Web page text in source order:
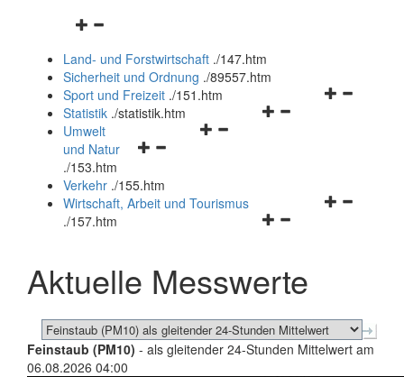
Navigationsmenü
und
schließen
Land- und Forstwirtschaft ./147.htm
Sicherheit und Ordnung ./89557.htm
Navigationsmenü
Sport und Freizeit ./151.htm
Navigationsmenü
Statistik ./statistik.htm
Navigationsmenü
und
schließen
Umwelt
und Natur
./153.htm
Verkehr ./155.htm
Navigationsmenü
schließen
Wirtschaft, Arbeit und Tourismus
./157.htm
Aktuelle Messwerte
Feinstaub (PM10) - als gleitender 24-Stunden Mittelwert am
06.08.2026 04:00